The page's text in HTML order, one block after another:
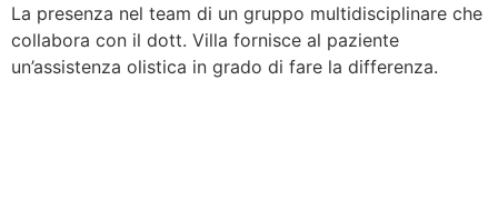
La presenza nel team di un gruppo multidisciplinare che
collabora con il dott. Villa fornisce al paziente
un’assistenza olistica in grado di fare la differenza.